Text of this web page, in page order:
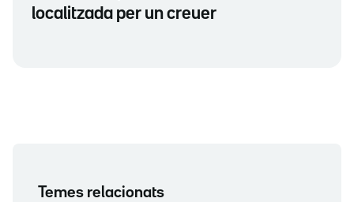
localitzada per un creuer
Temes relacionats